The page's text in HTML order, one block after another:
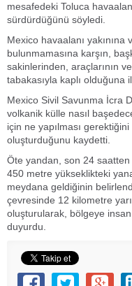
mesafedeki Toluca
sürdürdüğünü söyledi.
Mexico havaalanı
bulunmamasına karşın,
sakinlerinden, araçlarının
tabakasıyla kaplı olduğuna
Mexico Sivil Savunma İcra
volkanik külle nasıl
için ne yapılması
oluşturduğunu kaydetti.
Öte yandan, son 24 saatten
450 metre yükseklikteki
meydana geldiğinin
çevresinde 12 kilometre
oluşturularak, bölgeye insan
duyurdu.